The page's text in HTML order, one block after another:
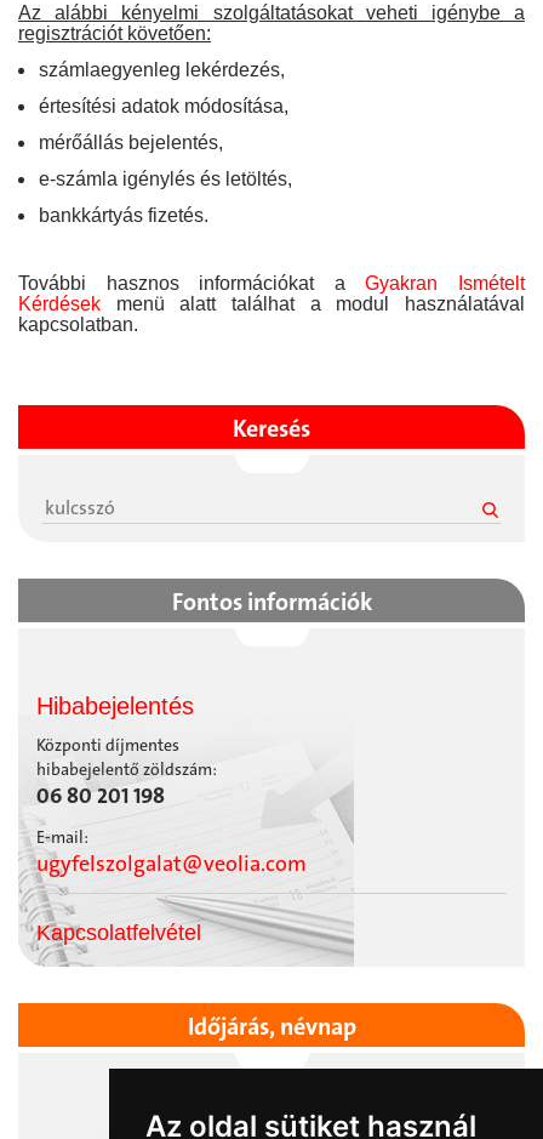
Az oldal sütiket használ
Az alábbi kényelmi szolgáltatásokat veheti igénybe a
regisztrációt követően:
számlaegyenleg lekérdezés,
értesítési adatok módosítása,
mérőállás bejelentés,
e-számla igénylés és letöltés,
bankkártyás fizetés.
További hasznos információkat aGyakran Ismételt
Kérdések menü alatt találhat a modul használatával
kapcsolatban.
Keresés
Fontos információk
Hibabejelentés
Központi díjmentes
hibabejelentő zöldszám:
06 80 201 198
E-mail:
ugyfelszolgalat@veolia.com
Kapcsolatfelvétel
Időjárás, névnap